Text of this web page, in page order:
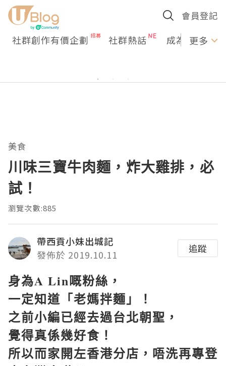
會員登記
社群創作有價企劃 社群熱話 成為U更多
美食
川味三寶牛肉麵，炸大雞排，必
試！
瀏覽次數:885
帶西貢小妹出城記
發佈於 2019.10.11
追蹤
身為A Lin嘅粉絲，
一定知道「老媽拌麵」！
之前小編已經去過台北朝聖，
覺得真係幾好食！
所以而家開左香港分店，唔洗再專登